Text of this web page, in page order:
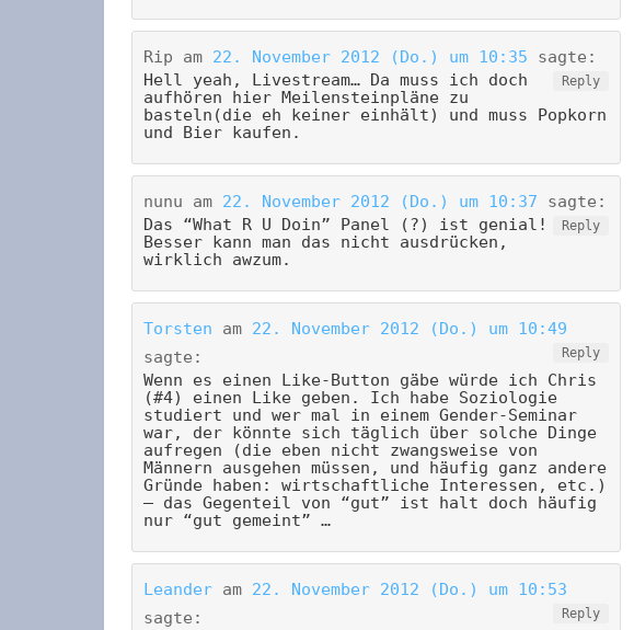
Rip am 22. November 2012 (Do.) um 10:35 sagte:
Reply
Hell yeah, Livestream… Da muss ich doch
aufhören hier Meilensteinpläne zu
basteln(die eh keiner einhält) und muss Popkorn
und Bier kaufen.
nunu am 22. November 2012 (Do.) um 10:37 sagte:
Reply
Das “What R U Doin” Panel (?) ist genial!
Besser kann man das nicht ausdrücken,
wirklich awzum.
Torsten am 22. November 2012 (Do.) um 10:49
sagte:
Reply
Wenn es einen Like-Button gäbe würde ich Chris
(#4) einen Like geben. Ich habe Soziologie
studiert und wer mal in einem Gender-Seminar
war, der könnte sich täglich über solche Dinge
aufregen (die eben nicht zwangsweise von
Männern ausgehen müssen, und häufig ganz andere
Gründe haben: wirtschaftliche Interessen, etc.)
– das Gegenteil von “gut” ist halt doch häufig
nur “gut gemeint” …
Leander am 22. November 2012 (Do.) um 10:53
sagte:
Reply